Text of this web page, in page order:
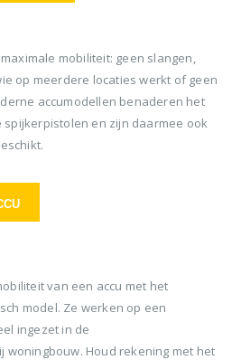
mobiliteit: geen slangen,
op meerdere locaties werkt of geen
accumodellen benaderen het
en zijn daarmee ook
van een accu met het
model. Ze werken op een
ingezet in de
woningbouw. Houd rekening met het